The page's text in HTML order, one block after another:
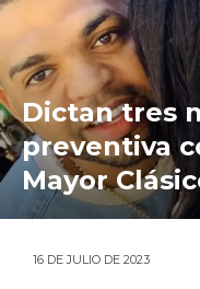
Dictan tres
preventiva
Mayor
16 DE JULIO DE 2023